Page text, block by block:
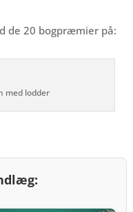
de 20 bogpræmier på:
med lodder